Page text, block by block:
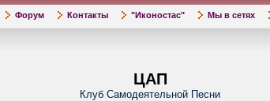
Форум Контакты "Иконостас" Мы в сетях
ЦАП
Клуб Самодеятельной Песни